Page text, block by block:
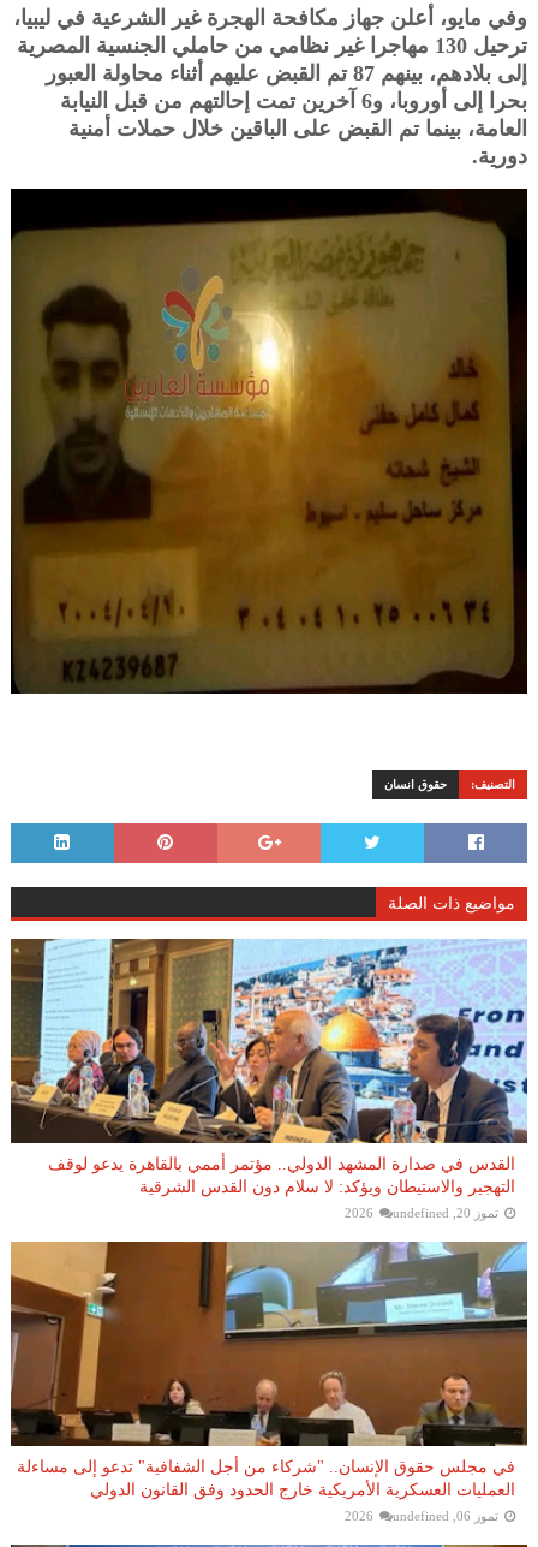
وفي مايو، أعلن جهاز مكافحة الهجرة غير الشرعية في ليبيا،
ترحيل 130 مهاجرا غير نظامي من حاملي الجنسية المصرية
إلى بلادهم، بينهم 87 تم القبض عليهم أثناء محاولة العبور
بحرا إلى أوروبا، و6 آخرين تمت إحالتهم من قبل النيابة
العامة، بينما تم القبض على الباقين خلال حملات أمنية
دورية.
التصنيف: حقوق انسان
مواضيع ذات الصلة
القدس في صدارة المشهد الدولي.. مؤتمر أممي بالقاهرة يدعو لوقف
التهجير والاستيطان ويؤكد: لا سلام دون القدس الشرقية
تموز 20, 2026 undefined
في مجلس حقوق الإنسان.. "شركاء من أجل الشفافية" تدعو إلى مساءلة
العمليات العسكرية الأمريكية خارج الحدود وفق القانون الدولي
تموز 06, 2026 undefined